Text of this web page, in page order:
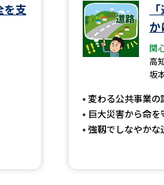
を支
か
関
高
坂
変わる公共事業の
巨大災害から命を
強靱でしなやかな